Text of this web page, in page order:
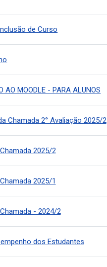
de Curso
AO MOODLE - PARA ALUNOS
Chamada 2° Avaliação 2025/2
2025/2
2025/1
- 2024/2
dos Estudantes